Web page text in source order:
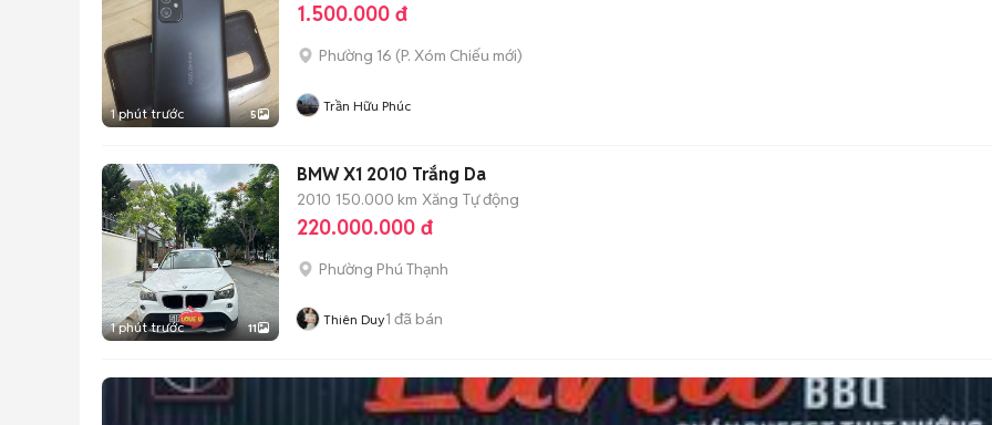
1 phút trước 5
1.500.000 đ
Phường 16 (P. Xóm Chiếu mới)
Trần Hữu Phúc
1 phút trước 11
BMW X1 2010 Trắng Da
2010 150.000 km Xăng Tự động
220.000.000 đ
Phường Phú Thạnh
Thiên Duy1 đã bán